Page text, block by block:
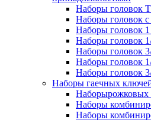
Наборы головок
Наборы головок с
Наборы головок
Наборы головок
Наборы головок
Наборы головок
Наборы головок
Наборы гаечных
Наборырожковых
Наборы
Наборы